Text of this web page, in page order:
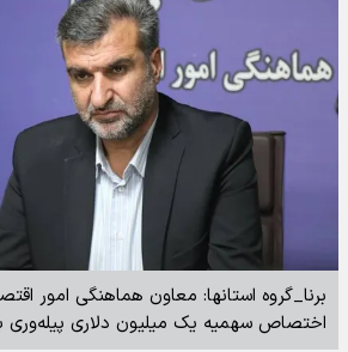
برنا_گروه استانها: معاون هماهنگی امور
اختصاص سهمیه یک میلیون دلاری پیله‌وری